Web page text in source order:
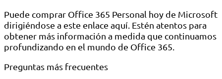
Puede comprar Office 365 Personal hoy de Microsoft
dirigiéndose a este enlace aquí. Estén atentos para
obtener más información a medida que continuamos
profundizando en el mundo de Office 365.
Preguntas más frecuentes